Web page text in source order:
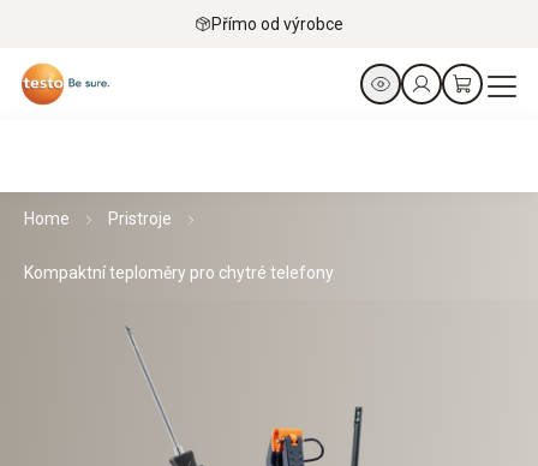
Přímo od výrobce
Home Pristroje
Kompaktní teploměry pro chytré telefony